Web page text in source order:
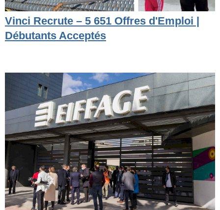
Vinci Recrute – 5 651 Offres d'Emploi |
Débutants Acceptés